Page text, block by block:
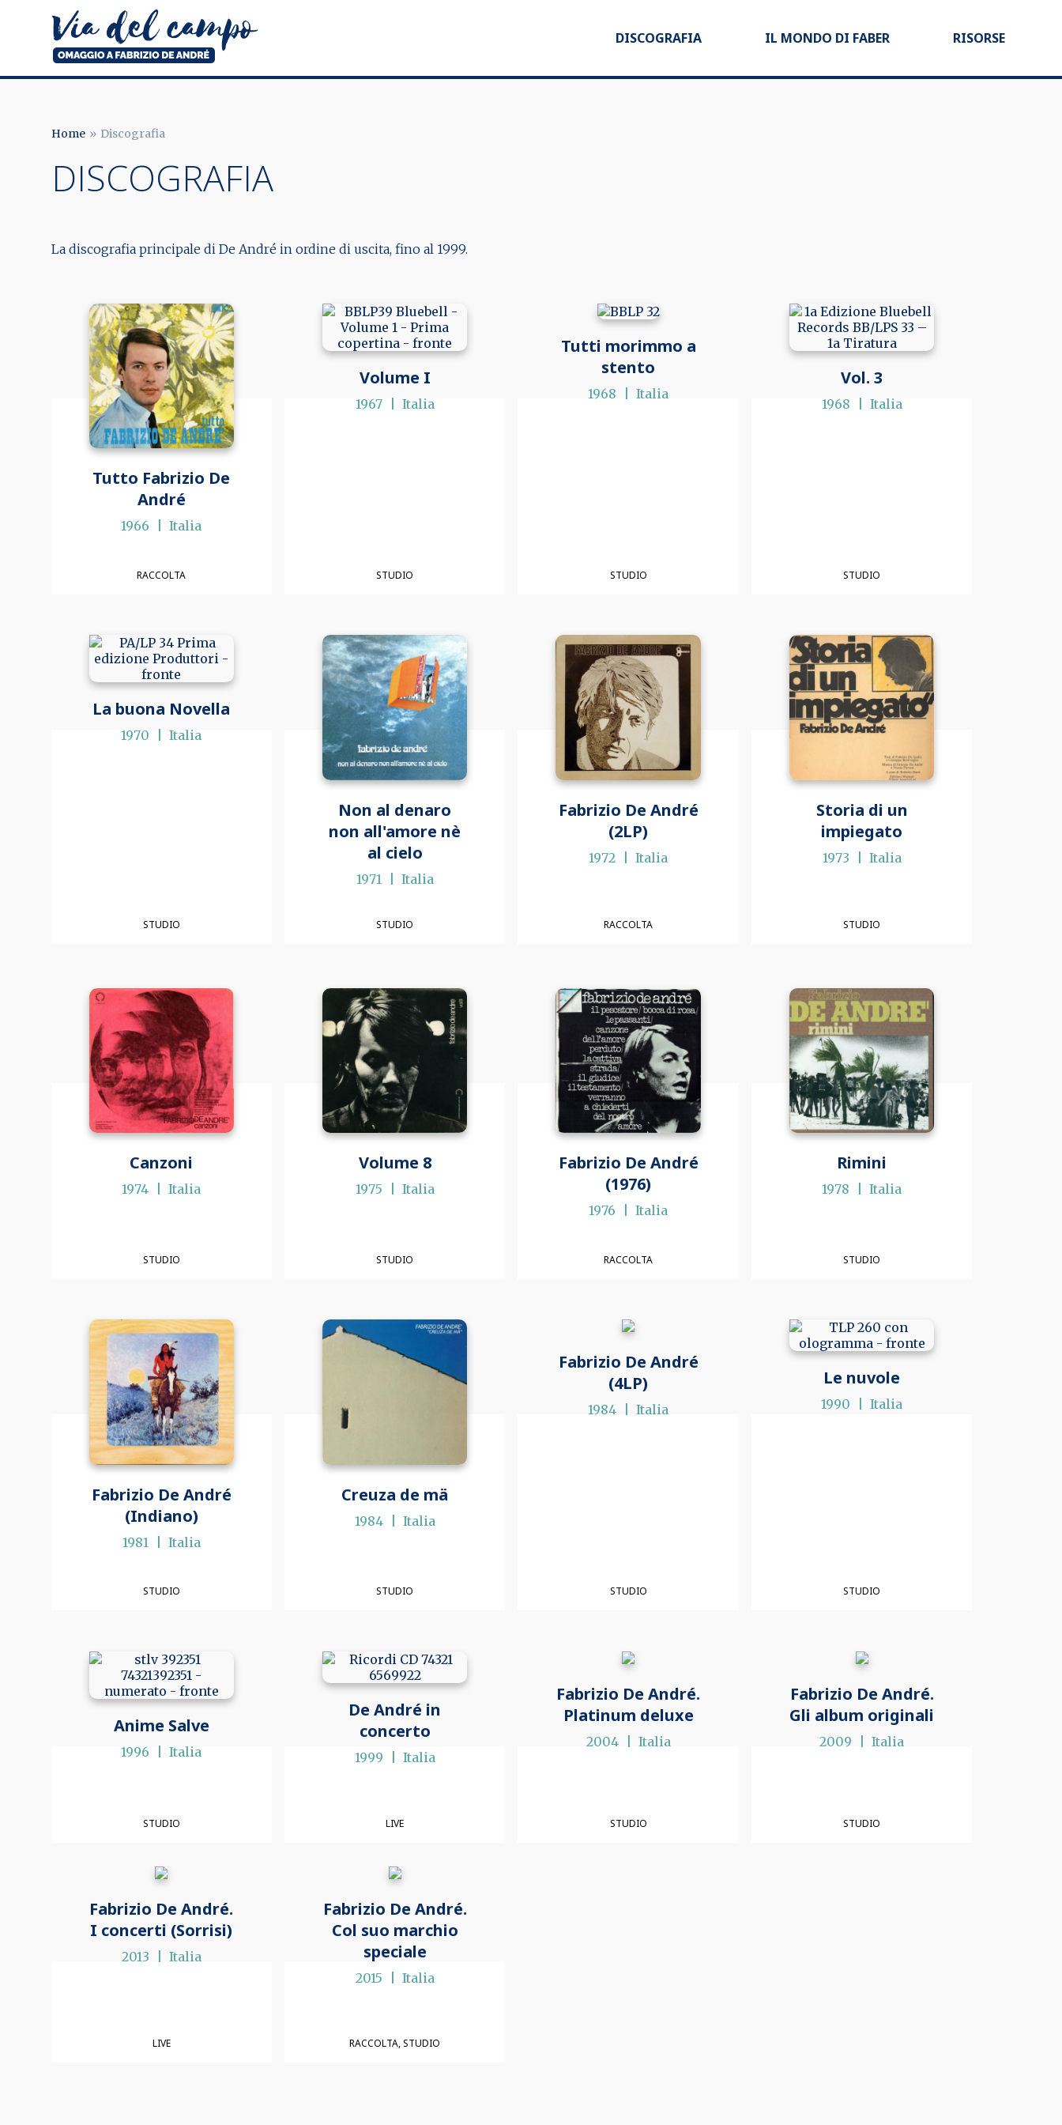
contenuto
principale
Via
campo
DISCOGRAFIA IL MONDO DI FABER RISORSE
DI
Home Discografia
DISCOGRAFIA
La discografia principale di De André in ordine di uscita, fino al 1999.
Tutto Fabrizio De
André
1966 Italia
RACCOLTA
Volume I
1967 Italia
STUDIO
Tutti morimmo a
stento
1968 Italia
STUDIO
Vol. 3
1968 Italia
STUDIO
La buona Novella
1970 Italia
STUDIO
Non al denaro
non all'amore nè
al cielo
1971 Italia
STUDIO
Fabrizio De André
(2LP)
1972 Italia
RACCOLTA
Storia di un
impiegato
1973 Italia
STUDIO
Canzoni
1974 Italia
STUDIO
Volume 8
1975 Italia
STUDIO
Fabrizio De André
(1976)
1976 Italia
RACCOLTA
Rimini
1978 Italia
STUDIO
Fabrizio De André
(Indiano)
1981 Italia
STUDIO
Creuza de mä
1984 Italia
STUDIO
Fabrizio De André
(4LP)
1984 Italia
STUDIO
Le nuvole
1990 Italia
STUDIO
Anime Salve
1996 Italia
STUDIO
De André in
concerto
1999 Italia
LIVE
Fabrizio De André.
Platinum deluxe
2004 Italia
STUDIO
Fabrizio De André.
Gli album originali
2009 Italia
STUDIO
Fabrizio De André.
I concerti (Sorrisi)
2013 Italia
LIVE
Fabrizio De André.
Col suo marchio
speciale
2015 Italia
RACCOLTA STUDIO